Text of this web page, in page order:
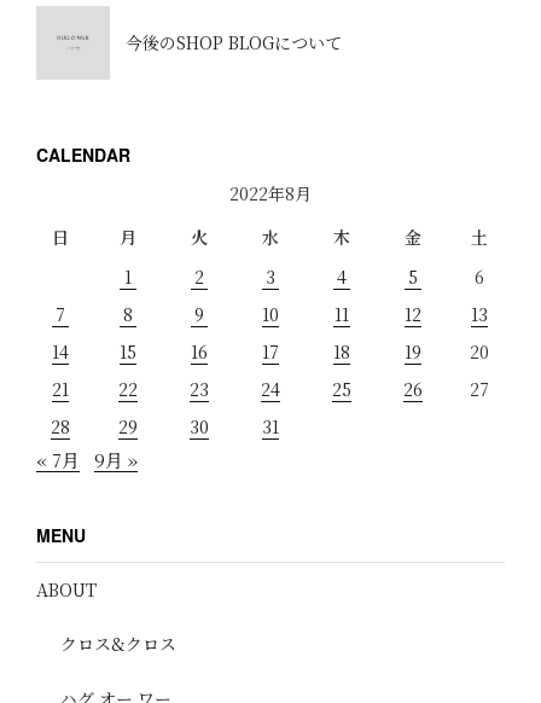
今後のSHOP BLOGについて
CALENDAR
2022年8月
日
月 火 水 木 金
土
1
2 3 4 5
6
7
8 9 10 11 12
13
14
15 16 17 18 19
20
21
22 23 24 25 26
27
28
29 30 31
« 7月 9月 »
MENU
ABOUT
クロス&クロス